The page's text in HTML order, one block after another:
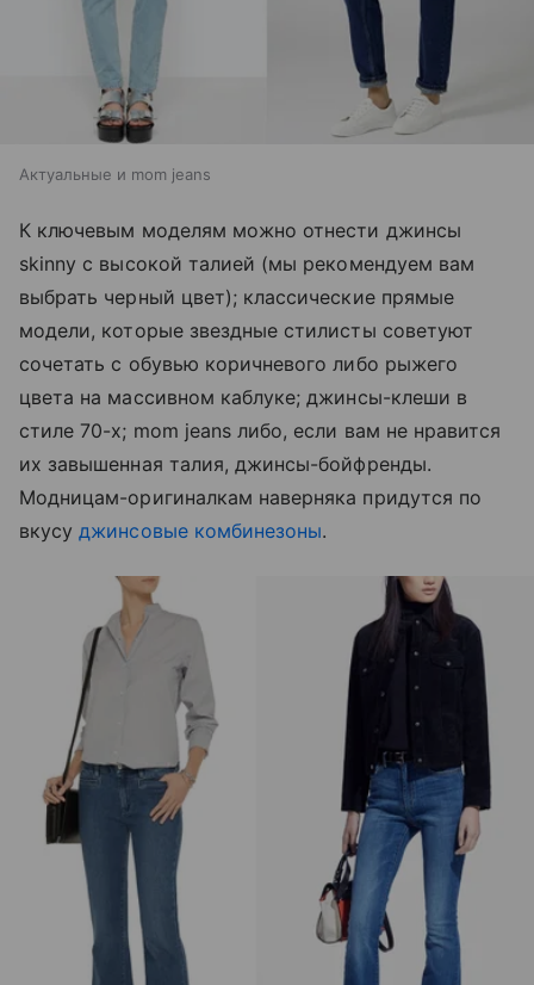
Актуальные и mom jeans
К ключевым моделям можно отнести джинсы
skinny с высокой талией (мы рекомендуем вам
выбрать черный цвет); классические прямые
модели, которые звездные стилисты советуют
сочетать с обувью коричневого либо рыжего
цвета на массивном каблуке; джинсы-клеши в
стиле 70-х; mom jeans либо, если вам не нравится
их завышенная талия, джинсы-бойфренды.
Модницам-оригиналкам наверняка придутся по
вкусуджинсовые комбинезоны.